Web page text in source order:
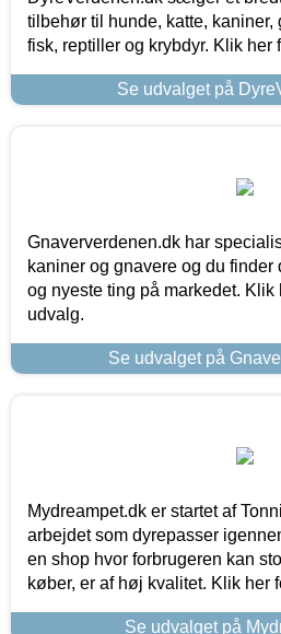
tilbehør til hunde, katte, kaniner,
fisk, reptiller og krybdyr. Klik her
Se udvalget på
Gnaververdenen.dk har
kaniner og gnavere og du finder
og nyeste ting på markedet. Klik
udvalg.
Se udvalget på
Mydreampet.dk er startet af
arbejdet som dyrepasser
en shop hvor forbrugeren kan
køber, er af høj kvalitet. Klik her
Se udvalget på